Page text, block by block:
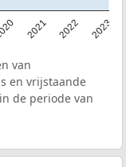
2021 2022 2023
van
en vrijstaande
de periode van